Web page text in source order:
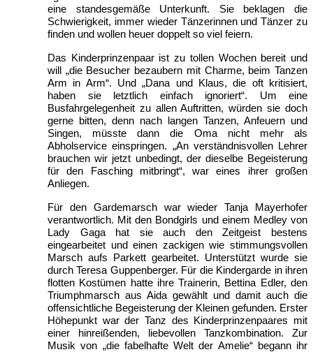
eine standesgemäße Unterkunft. Sie beklagen die
Schwierigkeit, immer wieder Tänzerinnen und Tänzer zu
finden und wollen heuer doppelt so viel feiern.
Das Kinderprinzenpaar ist zu tollen Wochen bereit und
will „die Besucher bezaubern mit Charme, beim Tanzen
Arm in Arm“. Und „Dana und Klaus, die oft kritisiert,
haben sie letztlich einfach ignoriert“. Um eine
Busfahrgelegenheit zu allen Auftritten, würden sie doch
gerne bitten, denn nach langen Tanzen, Anfeuern und
Singen, müsste dann die Oma nicht mehr als
Abholservice einspringen. „An verständnisvollen Lehrer
brauchen wir jetzt unbedingt, der dieselbe Begeisterung
für den Fasching mitbringt“, war eines ihrer großen
Anliegen.
Für den Gardemarsch war wieder Tanja Mayerhofer
verantwortlich. Mit den Bondgirls und einem Medley von
Lady Gaga hat sie auch den Zeitgeist bestens
eingearbeitet und einen zackigen wie stimmungsvollen
Marsch aufs Parkett gearbeitet. Unterstützt wurde sie
durch Teresa Guppenberger. Für die Kindergarde in ihren
flotten Kostümen hatte ihre Trainerin, Bettina Edler, den
Triumphmarsch aus Aida gewählt und damit auch die
offensichtliche Begeisterung der Kleinen gefunden. Erster
Höhepunkt war der Tanz des Kinderprinzenpaares mit
einer hinreißenden, liebevollen Tanzkombination. Zur
Musik von „die fabelhafte Welt der Amelie“ begann ihr